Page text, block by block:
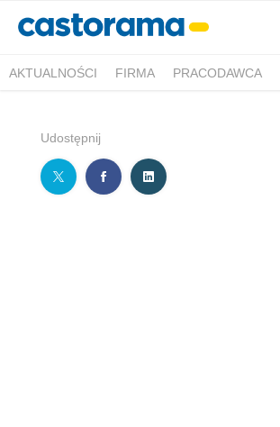
AKTUALNOŚCI FIRMA PRACODAWCA
Udostępnij